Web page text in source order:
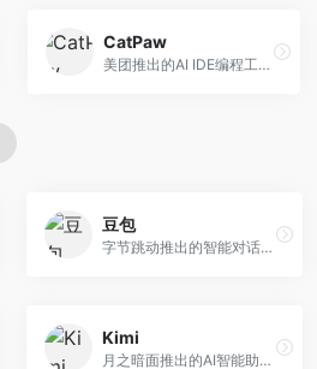
CatPaw
美团推出的AI IDE编程工具，专注于本地开发生态。面向开发者，提供智能代码补全、代码生成、项目管理等服务，本地开发体验好。
豆包
字节跳动推出的智能对话助手平台，提供文本创作、知识问答、英语学习等多种AI服务。面向普通用户和内容创作者，支持多轮对话和文件解析，免费使用，响应速度快，中文理解能力强。
Kimi
月之暗面推出的AI智能助手，核心优势在于超长文本处理能力，支持20万字以上文档分析。面向学术研究者、职场人士和内容创作者，提供文档解读、PPT生成、联网搜索等综合服务。